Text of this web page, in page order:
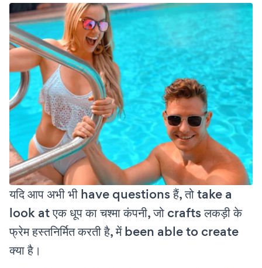
यदि आप अभी भी have questions हैं, तो take a
look at एक धूप का चश्मा कंपनी, जो crafts लकड़ी के
फ्रेम हस्तनिर्मित करती है, में been able to create
क्या है।